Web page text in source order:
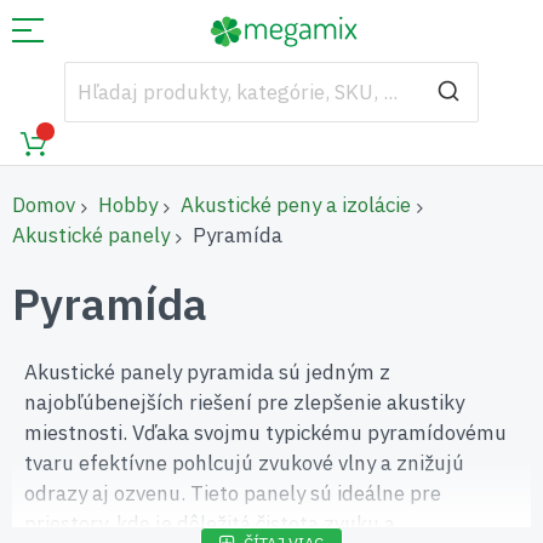
Domov Hobby
Akustické peny a izolácie
Akustické panely
Pyramída
Pyramída
Akustické panely pyramida sú jedným z
najobľúbenejších riešení pre zlepšenie akustiky
miestnosti. Vďaka svojmu typickému pyramídovému
tvaru efektívne pohlcujú zvukové vlny a znižujú
odrazy aj ozvenu. Tieto panely sú ideálne pre
priestory, kde je dôležitá čistota zvuku a